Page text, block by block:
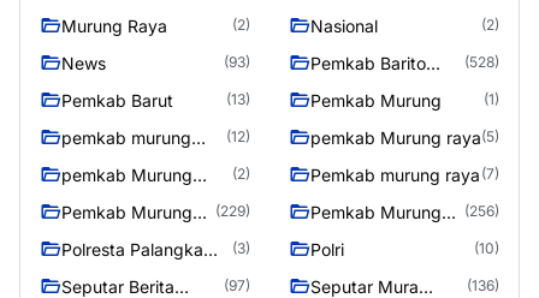
Murung Raya (2) Nasional (2)
News (93)
Pemkab Barito
(528)
Pemkab Barut (13) Pemkab Murung (1)
pemkab murung
(12) pemkab Murung raya(5)
pemkab Murung
(2) Pemkab murung raya (7)
Pemkab Murung
(229)
Pemkab Murung
(256)
Polresta Palangka
(3) Polri (10)
Seputar Berita
(97)
Seputar Mura
(136)